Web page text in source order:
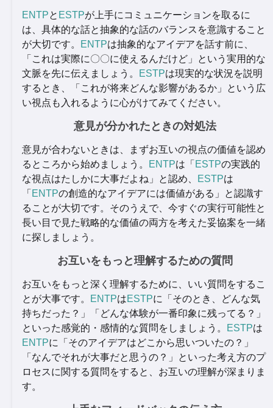
ENTPと ESTPが上手にコミュニケーションを取るに
は、具体的な話と抽象的な話のバランスを意識すること
が大切です。
ENTPは抽象的なアイデアを話す前に、
「これは実際に〇〇に使えるんだけど」という実用的な
文脈を先に伝えましょう。
ESTPは現実的な状況を説明
するとき、「これが将来どんな影響があるか」という広
い視点も入れるように心がけてみてください。
意見が分かれたときの対処法
意見が合わないときは、まずお互いの視点の価値を認め
るところから始めましょう。
ENTPは「 ESTPの実践的
な視点はたしかに大事だよね」と認め、
ESTPは
「 ENTPの創造的なアイデアには価値がある」と認識す
ることが大切です。そのうえで、今すぐの実行可能性と
長い目で見た戦略的な価値の両方を考えた妥協案を一緒
に探しましょう。
お互いをもっと理解するための質問
お互いをもっと深く理解するために、いい質問をするこ
とが大事です。
ENTPはESTPに「そのとき、どんな気
持ちだった？」「どんな体験が一番印象に残ってる？」
といった感覚的・感情的な質問をしましょう。
ESTPは
ENTPに「そのアイデアはどこから思いついたの？」
「なんでそれが大事だと思うの？」といった考え方のプ
ロセスに関する質問をすると、お互いの理解が深まりま
す。